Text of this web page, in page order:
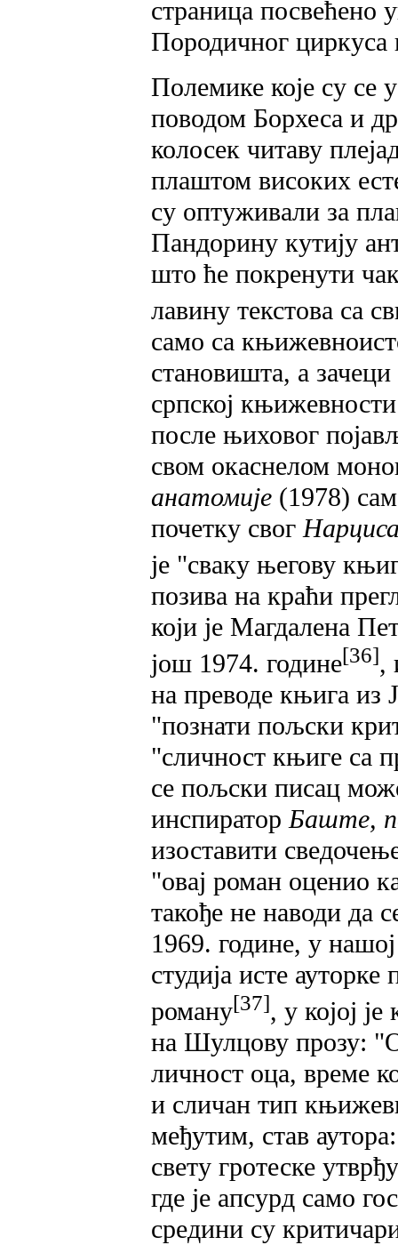
страница
Породичног
Полемике које су се
поводом Борхеса и
колосек читаву
плаштом високих
су оптуживали за
Пандорину кутију
што ће покренути
лавину текстова са
само са
становишта, а
српској
после њиховог
свом окаснелом
анатомије (1978)
почетку свог
је "сваку његову
позива на краћи
који је Магдалена
још 1974. године[36],
на преводе књига из
"познати пољски
"сличност књиге са
се пољски писац
инспираторБаште,
изоставити
"овај роман оценио
такође не наводи да
1969. године, у
студија исте
роману[37], у којој
на Шулцову прозу:
личност оца, време
и сличан тип
међутим, став
свету гротеске
где је апсурд само
средини су